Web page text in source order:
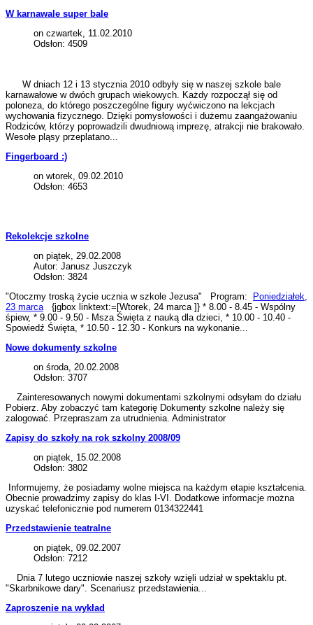
W karnawale super bale
on czwartek, 11.02.2010
Odsłon: 4509
W dniach 12 i 13 stycznia 2010 odbyły się w naszej szkole bale
karnawałowe w dwóch grupach wiekowych. Każdy rozpoczął się od
poloneza, do którego poszczególne figury wyćwiczono na lekcjach
wychowania fizycznego. Dzięki pomysłowości i dużemu zaangażowaniu
Rodziców, którzy poprowadzili dwudniową imprezę, atrakcji nie brakowało.
Wesołe pląsy przeplatano...
Fingerboard :)
on wtorek, 09.02.2010
Odsłon: 4653
Rekolekcje szkolne
on piątek, 29.02.2008
Autor: Janusz Juszczyk
Odsłon: 3824
"Otoczmy troską życie ucznia w szkole Jezusa" Program: Poniedziałek,
23 marca
{jgbox linktext:=[Wtorek, 24 marca ]} * 8.00 - 8.45 - Wspólny
śpiew, * 9.00 - 9.50 - Msza Święta z nauką dla dzieci, * 10.00 - 10.40 -
Spowiedź Święta, * 10.50 - 12.30 - Konkurs na wykonanie...
Nowe dokumenty szkolne
on środa, 20.02.2008
Odsłon: 3707
Zainteresowanych nowymi dokumentami szkolnymi odsyłam do działu
Pobierz. Aby zobaczyć tam kategorię Dokumenty szkolne należy się
zalogować. Przepraszam za utrudnienia. Administrator
Zapisy do szkoły na rok szkolny 2008/09
on piątek, 15.02.2008
Odsłon: 3802
Informujemy, że posiadamy wolne miejsca na każdym etapie kształcenia.
Obecnie prowadzimy zapisy do klas I-VI. Dodatkowe informacje można
uzyskać telefonicznie pod numerem 0134322441
Przedstawienie teatralne
on piątek, 09.02.2007
Odsłon: 7212
Dnia 7 lutego uczniowie naszej szkoły wzięli udział w spektaklu pt.
"Skarbnikowe dary". Scenariusz przedstawienia...
Zaproszenie na wykład